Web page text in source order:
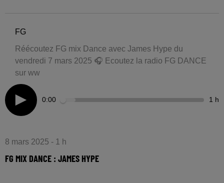
FG
Réécoutez FG mix Dance avec James Hype du
vendredi 7 mars 2025 🎧 Ecoutez la radio FG DANCE
sur ww
0:00 1 h
8 mars 2025 - 1 h
FG MIX DANCE : JAMES HYPE